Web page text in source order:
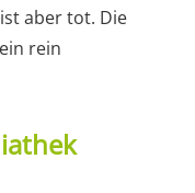
aber tot. Die
rein